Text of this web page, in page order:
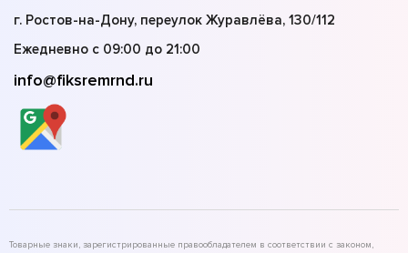
г. Ростов-на-Дону, переулок Журавлёва, 130/112
Ежедневно с 09:00 до 21:00
info@fiksremrnd.ru
Товарные знаки, зарегистрированные правообладателем в соответствии с законом,